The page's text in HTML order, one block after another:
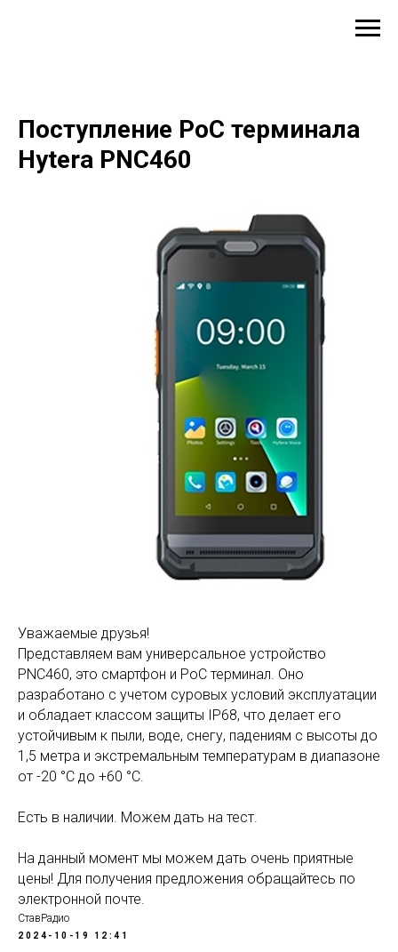
Поступление PoC терминала
Hytera PNC460
Уважаемые друзья!
Представляем вам универсальное устройство
PNC460, это смартфон и PoC терминал. Оно
разработано с учетом суровых условий эксплуатации
и обладает классом защиты IP68, что делает его
устойчивым к пыли, воде, снегу, падениям с высоты до
1,5 метра и экстремальным температурам в диапазоне
от -20 °C до +60 °C.
Есть в наличии. Можем дать на тест.
На данный момент мы можем дать очень приятные
цены! Для получения предложения обращайтесь по
электронной почте.
СтавРадио
2024-10-19 12:41